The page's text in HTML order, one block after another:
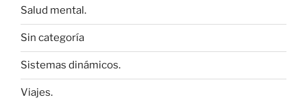
Salud mental.
Sin categoría
Sistemas dinámicos.
Viajes.